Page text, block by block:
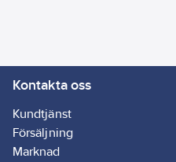
Kontakta oss
Kundtjänst
Försäljning
Marknad